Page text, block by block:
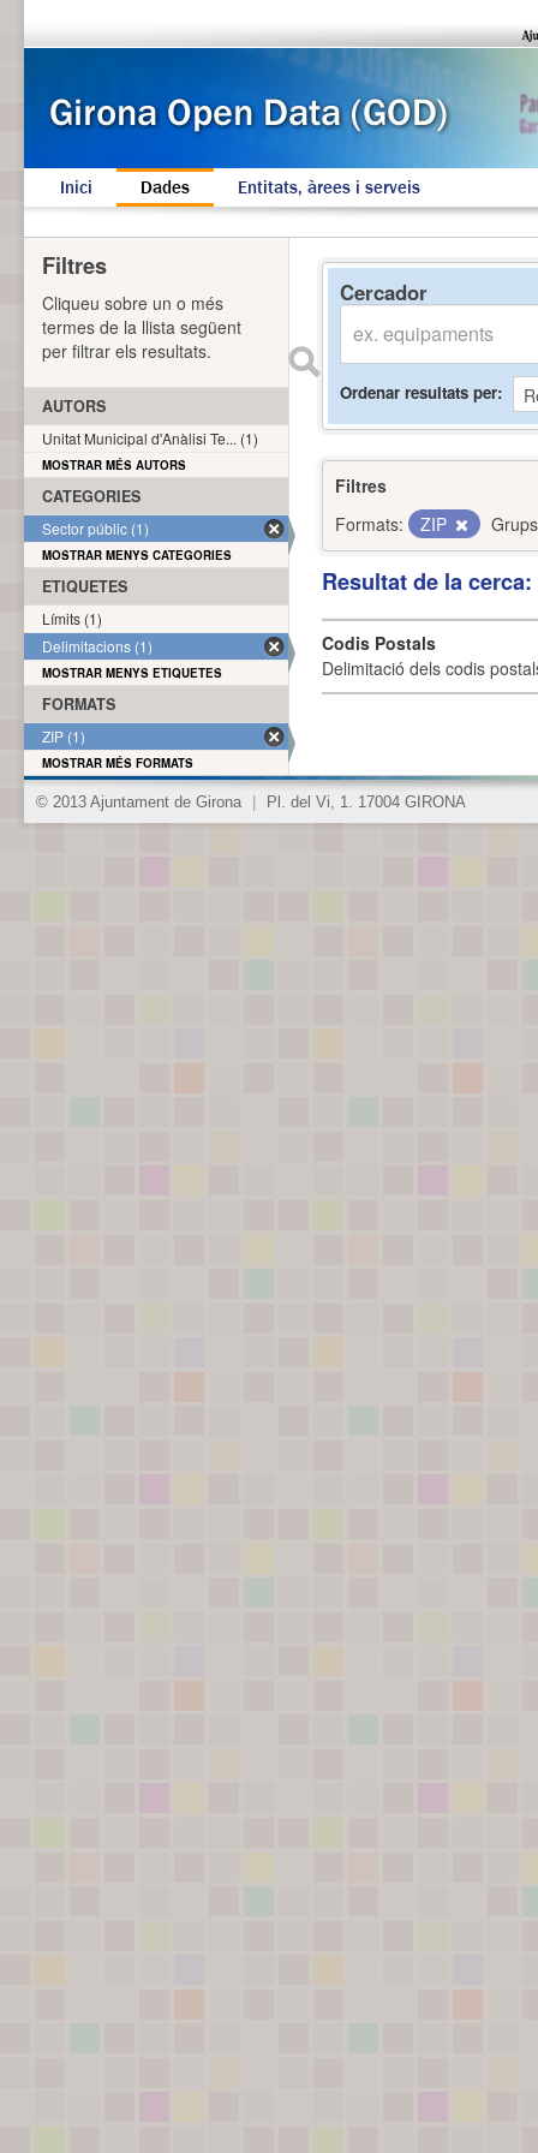
Inici Dades Entitats, àrees i serveis
Cercador
Ordenar resultats per
Filtres
Formats:
ZIP
Resultat de la
Codis Postals
Delimitació dels codis
Filtres
Cliqueu sobre un o més
termes de la llista següent
per filtrar els resultats.
AUTORS
Unitat Municipal d'Anàlisi Te... (1)
MOSTRAR MÉS AUTORS
CATEGORIES
Sector públic (1)
MOSTRAR MENYS CATEGORIES
ETIQUETES
Límits (1)
Delimitacions (1)
MOSTRAR MENYS ETIQUETES
FORMATS
ZIP (1)
MOSTRAR MÉS FORMATS
© 2013 Ajuntament de Girona Pl. del Vi, 1. 17004 GIRONA